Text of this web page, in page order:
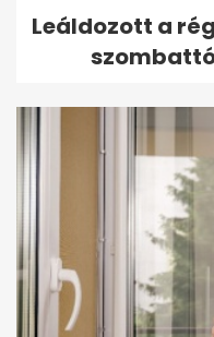
Leáldozott a